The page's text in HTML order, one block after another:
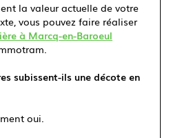
la valeur actuelle de votre
vous pouvez faire réaliser
à Marcq-en-Baroeul
subissent-ils une décote en
oui.